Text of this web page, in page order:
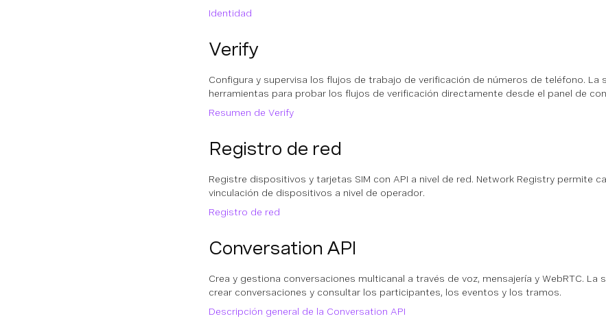
Identidad
Verify
Configura y supervisa los flujos de trabajo de verificación de números de teléfono.
herramientas para probar los flujos de verificación directamente desde el panel de
Resumen de Verify
Registro de red
Registre dispositivos y tarjetas SIM con API a nivel de red. Network Registry permite
vinculación de dispositivos a nivel de operador.
Registro de red
Conversation API
Crea y gestiona conversaciones multicanal a través de voz, mensajería y WebRTC.
crear conversaciones y consultar los participantes, los eventos y los tramos.
Descripción general de la Conversation API